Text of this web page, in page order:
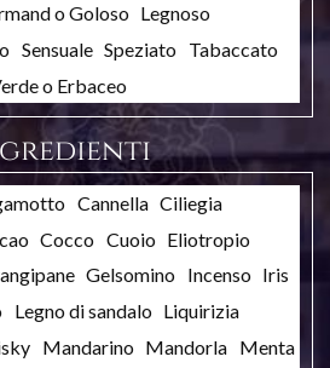
o Goloso Legnoso
Sensuale Speziato Tabaccato
o Erbaceo
Cannella Ciliegia
Cocco Cuoio Eliotropio
Gelsomino Incenso Iris
Legno di sandalo Liquirizia
Mandarino Mandorla Menta